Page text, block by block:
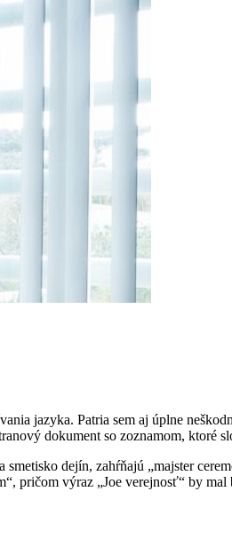
jazyka. Patria sem aj úplne
dokument so zoznamom, ktoré
dejín, zahŕňajú „majster
pričom výraz „Joe verejnosť“ by